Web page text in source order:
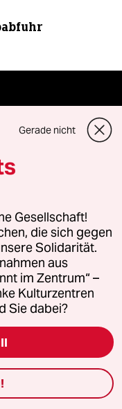
Gerade nicht
Gesellschaft!
die sich gegen
Solidarität.
aus
im Zentrum“ –
Kulturzentren
Sie dabei?